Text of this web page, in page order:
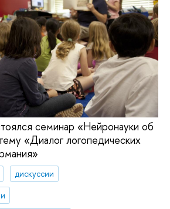
семинар «Нейронауки об
«Диалог логопедических
дискуссии